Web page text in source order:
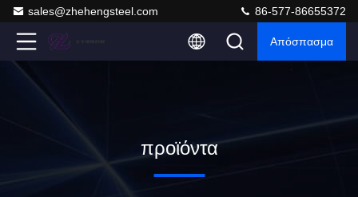
sales@zhehengsteel.com 86-577-86655372
Απόσπασμα
προϊόντα